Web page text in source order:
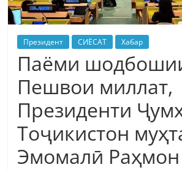
Президент СИЁСАТ Хабар
Паёми
Пешвои миллат,
Президенти
Тоҷикистон
Эмомалӣ Раҳмон